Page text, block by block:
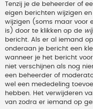
Tenzij je de beheerder of
eigen berichten wijzigen
wijzigen (soms maar voor
is) door te klikken op de
bericht. Als er al iemand
onderaan je bericht een
wanneer je het bericht
niet verschijnen als nog
een beheerder of
wel een mededeling
hebben. Het verwijderen
van zodra er iemand op